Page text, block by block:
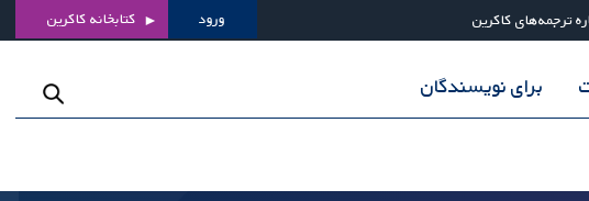
ترجمه‌های کاکرین ورود کتابخانه کاکرین
برای نویسندگان